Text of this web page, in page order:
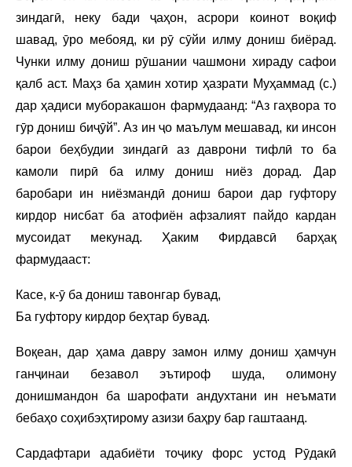
зиндагӣ, неку бади ҷаҳон, асрори коинот воқиф
шавад, ӯро мебояд, ки рӯ сӯйи илму дониш биёрад.
Чунки илму дониш рӯшании чашмони хираду сафои
қалб аст. Маҳз ба ҳамин хотир ҳазрати Муҳаммад (с.)
дар ҳадиси муборакашон фармудаанд: “Аз гаҳвора то
гӯр дониш биҷӯй”. Аз ин ҷо маълум мешавад, ки инсон
барои беҳбудии зиндагӣ аз даврони тифлӣ то ба
камоли пирӣ ба илму дониш ниёз дорад. Дар
баробари ин ниёзмандӣ дониш барои дар гуфтору
кирдор нисбат ба атофиён афзалият пайдо кардан
мусоидат мекунад. Ҳаким Фирдавсӣ барҳақ
фармудааст:
Касе, к-ӯ ба дониш тавонгар бувад,
Ба гуфтору кирдор беҳтар бувад.
Воқеан, дар ҳама давру замон илму дониш ҳамчун
ганҷинаи безавол эътироф шуда, олимону
донишмандон ба шарофати андухтани ин неъмати
бебаҳо соҳибэҳтирому азизи баҳру бар гаштаанд.
Сардафтари адабиёти тоҷику форс устод Рӯдакӣ